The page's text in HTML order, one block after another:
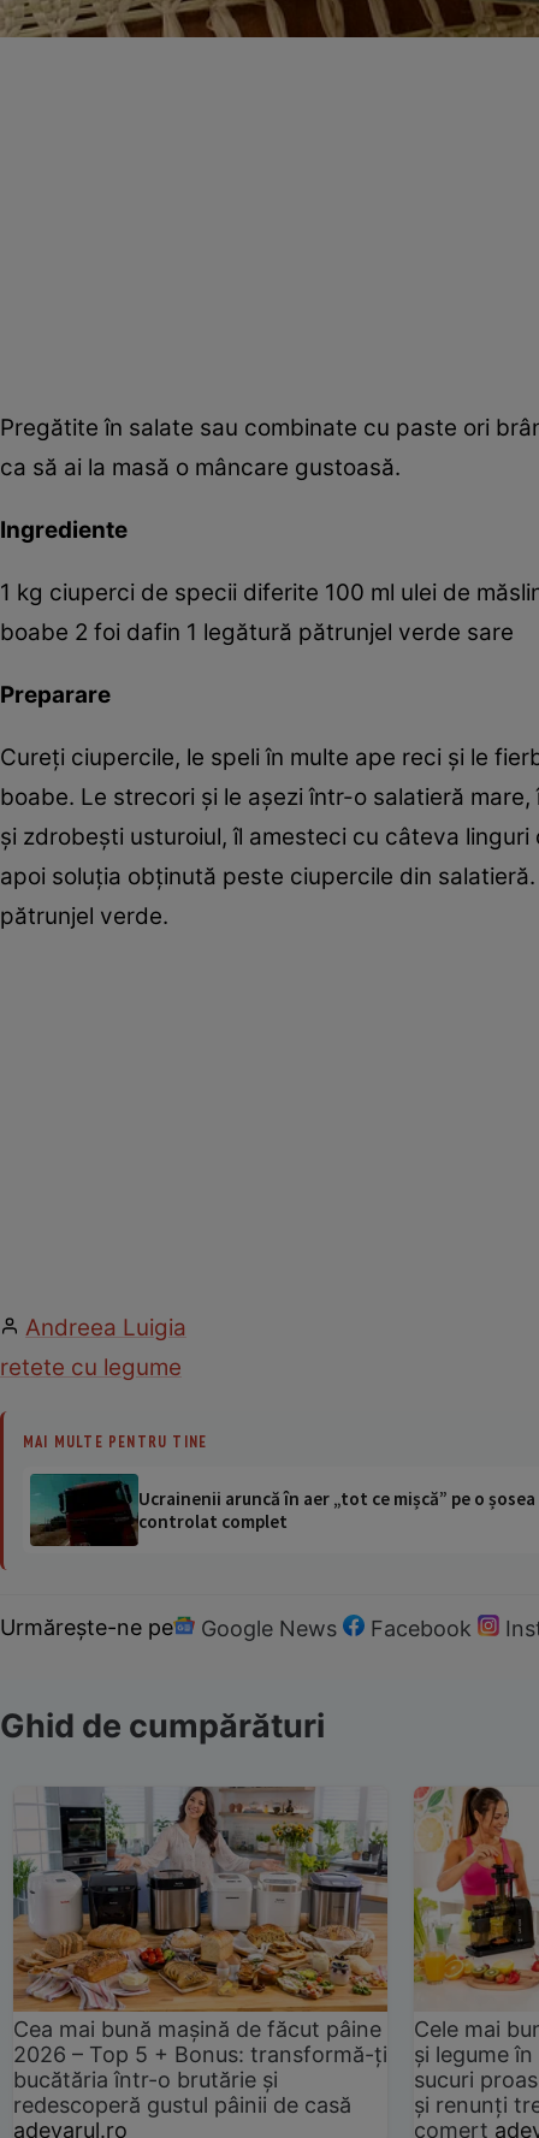
Pregătite în salate sau combinate cu paste ori
ca să ai la masă o mâncare gustoasă.
Ingrediente
1 kg ciuperci de specii diferite 100 ml ulei de
boabe 2 foi dafin 1 legătură pătrunjel verde sare
Preparare
Cureţi ciupercile, le speli în multe ape reci şi le
boabe. Le strecori şi le aşezi într-o salatieră
şi zdrobeşti usturoiul, îl amesteci cu câteva
apoi soluţia obţinută peste ciupercile din
pătrunjel verde.
Andreea Luigia
retete cu legume
MAI MULTE PENTRU TINE
Ucrainenii aruncă în aer „tot ce mișcă” pe o
controlat complet
Urmărește-ne pe Google News Facebook
Ghid de cumpărături
Cea mai bună mașină de făcut pâine
2026 – Top 5 + Bonus: transformă-ți
bucătăria într-o brutărie și
redescoperă gustul pâinii de casă
adevarul.ro
Cele mai
și legume
sucuri
și renunți
comerț